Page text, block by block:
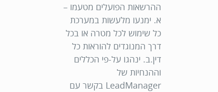
ההרשאות הפועלים מטעמו –
א. ימנעו מלעשות במערכת
כל שימוש לכל מטרה או בכל
דרך המנוגדים להוראות כל
דין.ב. ינהגו על-פי הכללים
וההנחיות של
LeadManager בקשר עם